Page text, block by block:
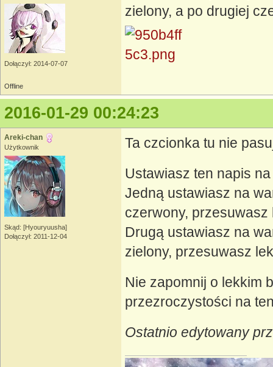
Dołączył: 2014-07-07
zielony, a po drugiej
Offline
2016-01-29 00:24:23
Areki-chan
Użytkownik
Skąd: [Hyouryuusha]
Dołączył: 2011-12-04
Ta czcionka tu nie
Ustawiasz ten napis
Jedną ustawiasz na
czerwony, przesuwasz
Drugą ustawiasz na
zielony, przesuwasz
Nie zapomnij o lekkim
przezroczystości na
Ostatnio edytowany